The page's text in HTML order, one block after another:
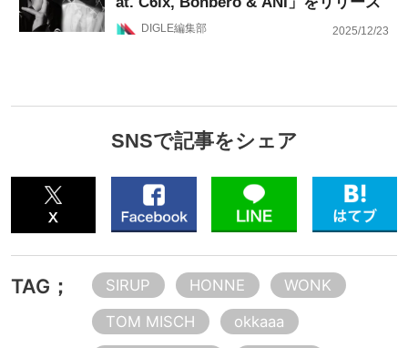
DIGLE編集部 2025/12/23
SNSで記事をシェア
TAG； SIRUP HONNE
WONK
TOM MISCH
okkaaa